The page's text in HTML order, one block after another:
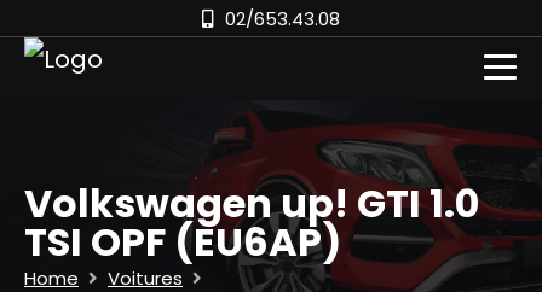
02/653.43.08
Volkswagen up! GTI 1.0
TSI OPF (EU6AP)
Home Voitures